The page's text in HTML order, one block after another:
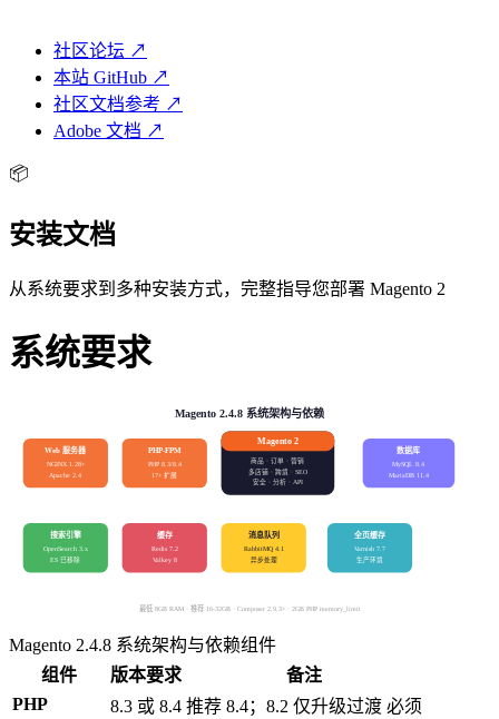
社区论坛 ↗
本站 GitHub ↗
社区文档参考 ↗
Adobe 文档 ↗
📦
安装文档
从系统要求到多种安装方式，完整指导您部署 Magento 2
系统要求
Magento 2.4.8 系统架构与依赖
Web 服务器
NGINX 1.28+
Apache 2.4
PHP-FPM
PHP 8.3/8.4
17+ 扩展
Magento 2
商品 · 订单 · 营销
多店铺 · 跨境 · SEO
安全 · 分析 · API
数据库
MySQL 8.4
MariaDB 11.4
搜索引擎
OpenSearch 3.x
ES 已移除
缓存
Redis 7.2
Valkey 8
消息队列
RabbitMQ 4.1
异步处理
全页缓存
Varnish 7.7
生产环境
最低 8GB RAM · 推荐 16-32GB · Composer 2.9.3+ · 2GB PHP memory_limit
Magento 2.4.8 系统架构与依赖组件
组件
版本要求
备注
PHP
8.3 或 8.4 推荐 8.4；8.2 仅升级过渡 必须